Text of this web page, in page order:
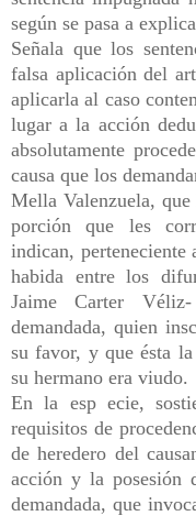
según se pasa a
Señala que los
falsa aplicación del
aplicarla al caso
lugar a la acción
absolutamente
causa que los
Mella Valenzuela,
porción que les
indican, perteneciente
habida entre los
Jaime Carter
demandada, quien
su favor, y que ésta
su hermano era viudo.
En la esp ecie,
requisitos de
de heredero del
acción y la posesión
demandada, que